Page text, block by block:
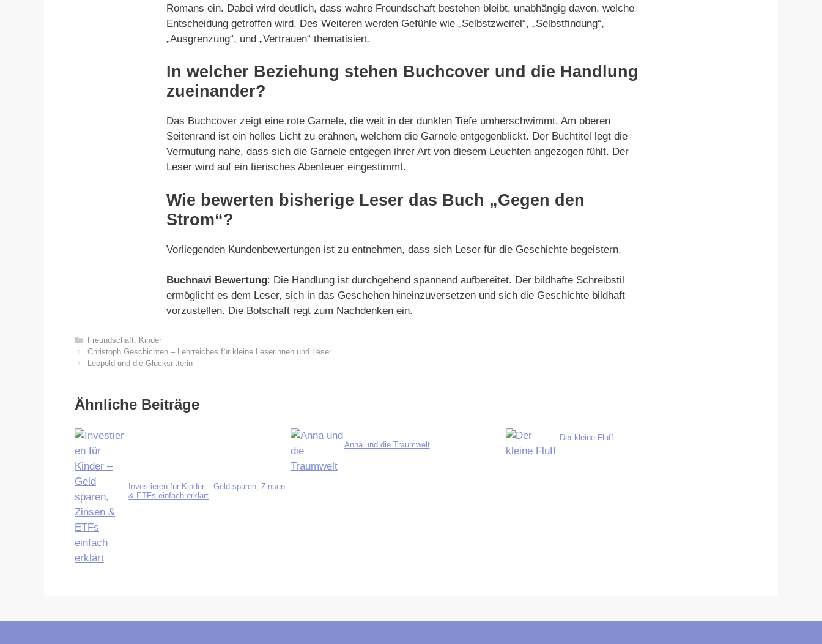
Romans ein. Dabei wird deutlich, dass wahre Freundschaft bestehen bleibt, unabhängig davon, welche
Entscheidung getroffen wird. Des Weiteren werden Gefühle wie „Selbstzweifel“, „Selbstfindung“,
„Ausgrenzung“, und „Vertrauen“ thematisiert.
In welcher Beziehung stehen Buchcover und die Handlung
zueinander?
Das Buchcover zeigt eine rote Garnele, die weit in der dunklen Tiefe umherschwimmt. Am oberen
Seitenrand ist ein helles Licht zu erahnen, welchem die Garnele entgegenblickt. Der Buchtitel legt die
Vermutung nahe, dass sich die Garnele entgegen ihrer Art von diesem Leuchten angezogen fühlt. Der
Leser wird auf ein tierisches Abenteuer eingestimmt.
Wie bewerten bisherige Leser das Buch „Gegen den
Strom“?
Vorliegenden Kundenbewertungen ist zu entnehmen, dass sich Leser für die Geschichte begeistern.
Buchnavi Bewertung: Die Handlung ist durchgehend spannend aufbereitet. Der bildhafte Schreibstil
ermöglicht es dem Leser, sich in das Geschehen hineinzuversetzen und sich die Geschichte bildhaft
vorzustellen. Die Botschaft regt zum Nachdenken ein.
Kategorien
Freundschaft, Kinder
Christoph Geschichten – Lehrreiches für kleine Leserinnen und Leser
Leopold und die Glücksritterin
Ähnliche Beiträge
Investieren für Kinder – Geld sparen, Zinsen
& ETFs einfach erklärt
Anna und die Traumwelt
Der kleine Fluff